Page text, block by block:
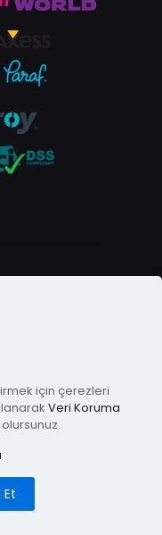
Saklıdır
için çerezleri
Veri Koruma